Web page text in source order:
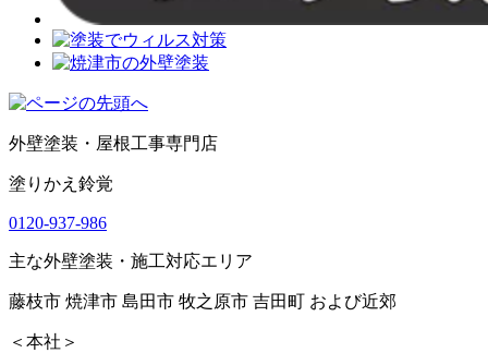
外壁塗装・屋根工事専門店
塗りかえ鈴覚
0120-937-986
主な外壁塗装・施工対応エリア
藤枝市 焼津市 島田市 牧之原市 吉田町 および近郊
＜本社＞